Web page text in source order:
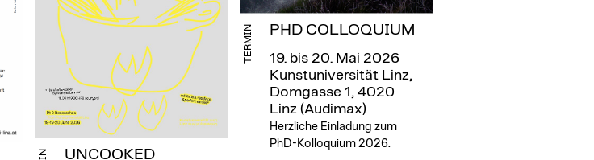
UNCOOKED
TERMIN PHD COLLOQUIUM
19. bis 20. Mai 2026
Kunstuniversität Linz,
Domgasse 1, 4020
Linz (Audimax)
Herzliche Einladung zum
PhD-Kolloquium 2026.